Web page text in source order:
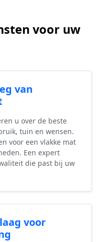
voor uw
van
u over de beste
tuin en wensen.
voor een vlakke mat
Een expert
die past bij uw
voor